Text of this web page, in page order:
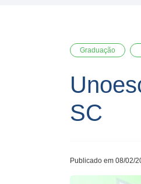
Graduação
SC
Publicado em 08/02/